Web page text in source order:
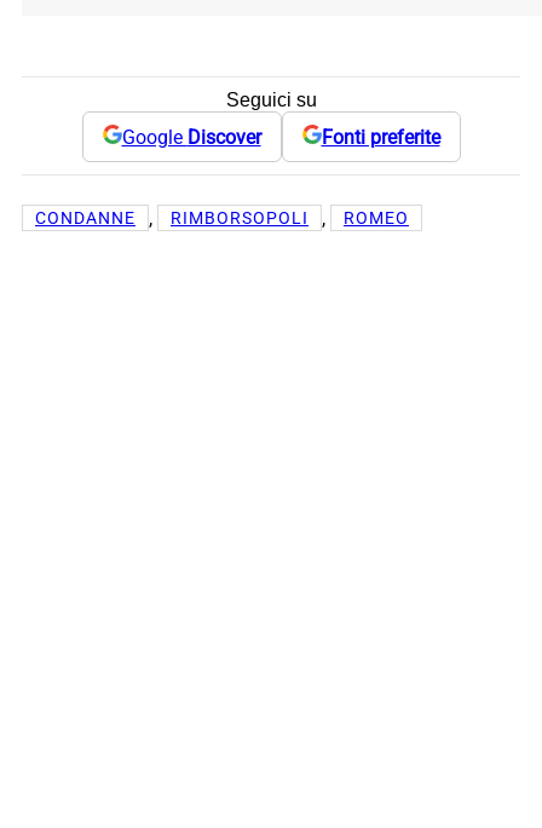
Seguici su
Google Discover Fonti preferite
CONDANNE , RIMBORSOPOLI , ROMEO